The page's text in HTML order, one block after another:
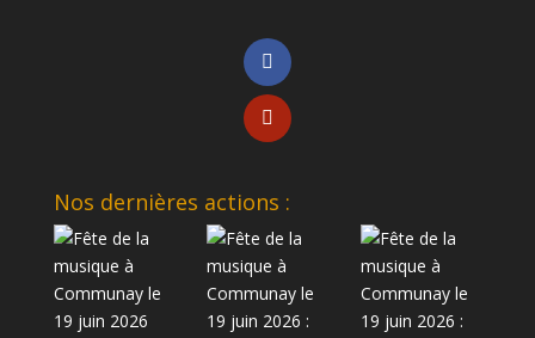
Nos dernières actions :